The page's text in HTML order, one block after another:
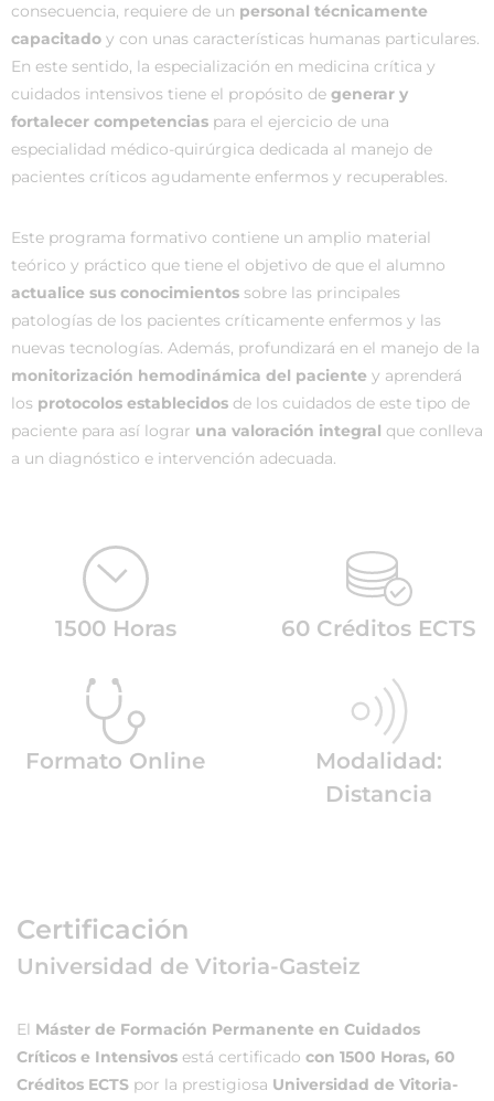
consecuencia, requiere de un personal técnicamente
capacitado y con unas características humanas particulares.
En este sentido, la especialización en medicina crítica y
cuidados intensivos tiene el propósito de generar y
fortalecer competencias para el ejercicio de una
especialidad médico-quirúrgica dedicada al manejo de
pacientes críticos agudamente enfermos y recuperables.
Este programa formativo contiene un amplio material
teórico y práctico que tiene el objetivo de que el alumno
actualice sus conocimientos sobre las principales
patologías de los pacientes críticamente enfermos y las
nuevas tecnologías. Además, profundizará en el manejo de la
monitorización hemodinámica del paciente y aprenderá
los protocolos establecidos de los cuidados de este tipo de
paciente para así lograr una valoración integral que conlleva
a un diagnóstico e intervención adecuada.
1500 Horas 60 Créditos ECTS
Formato Online
Modalidad:
Distancia
Certificación
Universidad de Vitoria-Gasteiz
El Máster de Formación Permanente en Cuidados
Críticos e Intensivos está certificado con 1500 Horas, 60
Créditos ECTS por la prestigiosa Universidad de Vitoria-